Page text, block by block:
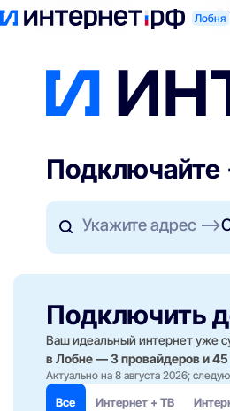
Лобня
Поиск по адресу
Подключайте
Укажите адрес
Подключить
Ваш идеальный интернет уже
в Лобне — 3 провайдеров и
Актуально на 8 августа 2026;
Все Интернет + ТВ